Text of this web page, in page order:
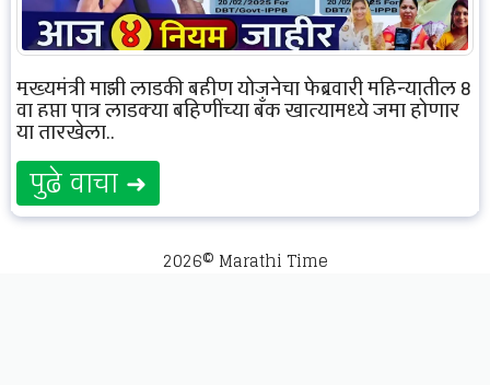
मुख्यमंत्री माझी लाडकी बहीण योजनेचा फेब्रुवारी महिन्यातील 8
वा हप्ता पात्र लाडक्या बहिणींच्या बँक खात्यामध्ये जमा होणार
या तारखेला..
पुढे वाचा ➜
2026© Marathi Time